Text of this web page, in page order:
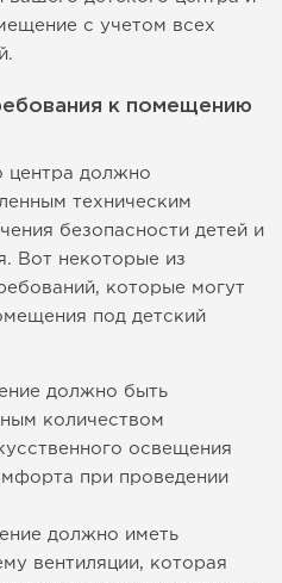
с учетом всех
к помещению
центра должно
техническим
безопасности детей и
Вот некоторые из
которые могут
под детский
должно быть
количеством
освещения
при проведении
должно иметь
вентиляции, которая